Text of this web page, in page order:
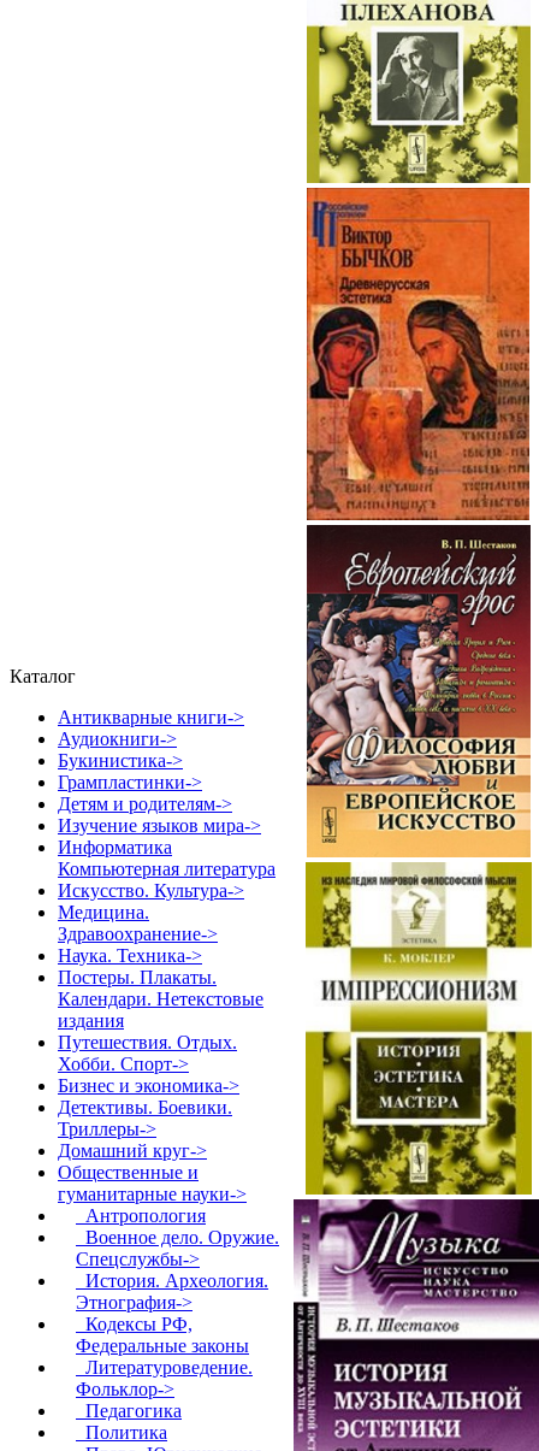
Каталог
Антикварные книги->
Аудиокниги->
Букинистика->
Грампластинки->
Детям и родителям->
Изучение языков мира->
Информатика
Компьютерная литература
Искусство. Культура->
Медицина.
Здравоохранение->
Наука. Техника->
Постеры. Плакаты.
Календари. Нетекстовые
издания
Путешествия. Отдых.
Хобби. Спорт->
Бизнес и экономика->
Детективы. Боевики.
Триллеры->
Домашний круг->
Общественные и
гуманитарные науки->
Антропология
Военное дело. Оружие.
Спецслужбы->
История. Археология.
Этнография->
Кодексы РФ,
Федеральные законы
Литературоведение.
Фольклор->
Педагогика
Политика